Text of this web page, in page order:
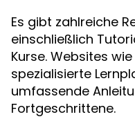
Es gibt zahlreiche
einschließlich
Kurse. Websites
spezialisierte
umfassende
Fortgeschrittene.